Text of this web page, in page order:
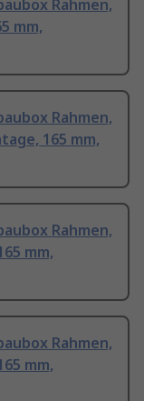
Rahmen,
mm,
Rahmen,
165 mm,
Rahmen,
mm,
Rahmen,
mm,